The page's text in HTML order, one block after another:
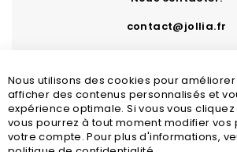
contact@jollia.fr
Nous utilisons des cookies pour
afficher des contenus personnalisés et
expérience optimale. Si vous vous
vous pourrez à tout moment modifier vos
votre compte. Pour plus d'informations,